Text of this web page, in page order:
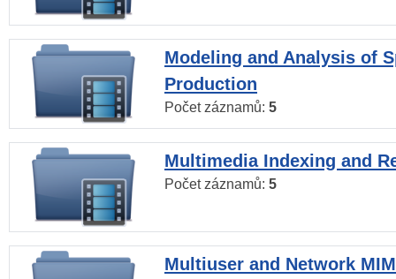
Modeling and Analysis of
Production
Počet záznamů: 5
Multimedia Indexing and
Počet záznamů: 5
Multiuser and Network